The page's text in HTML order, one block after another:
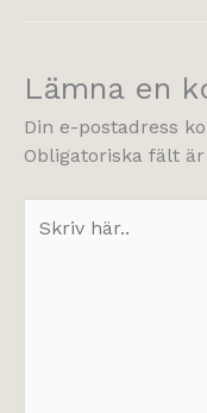
Lämna en
Din e-postadress
Obligatoriska fält
här..